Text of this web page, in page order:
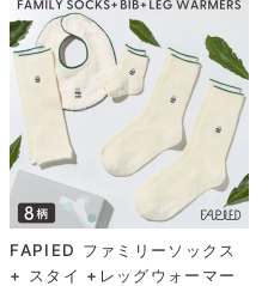
FAPIED ファミリーソックス
+ スタイ +レッグウォーマー